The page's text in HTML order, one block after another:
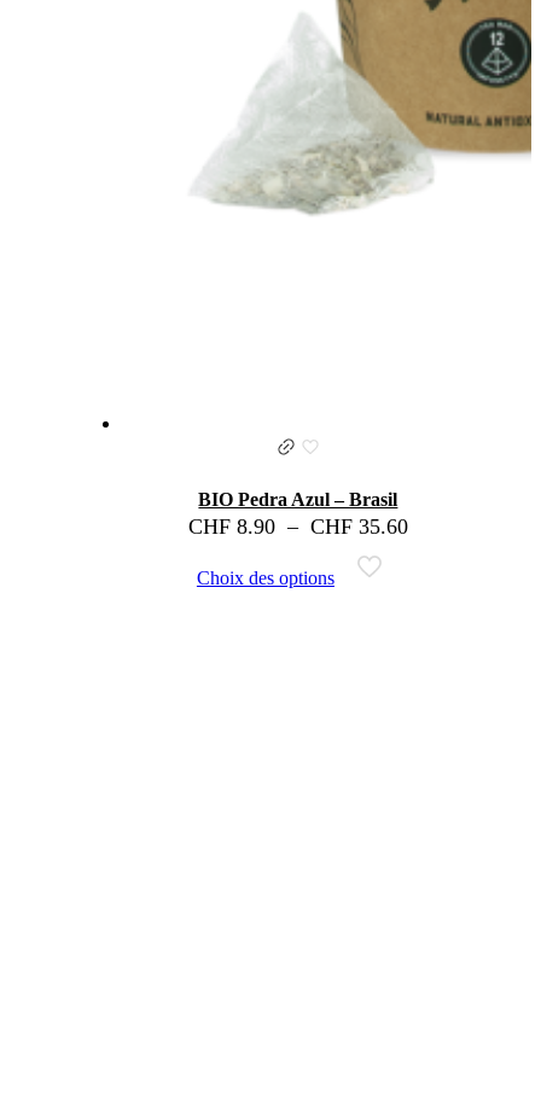
BIO Pedra Azul – Brasil
CHF8.90 – CHF35.60
Choix des options